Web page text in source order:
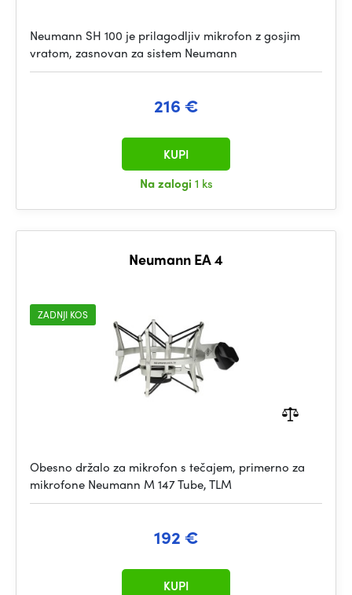
Neumann SH 100 je prilagodljiv mikrofon z gosjim
vratom, zasnovan za sistem Neumann
216 €
Na zalogi 1 ks
KUPI
Neumann EA 4
ZADNJI KOS
Obesno držalo za mikrofon s tečajem, primerno za
mikrofone Neumann M 147 Tube, TLM
192 €
KUPI